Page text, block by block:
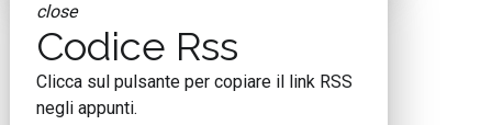
close
Codice Rss
Clicca sul pulsante per copiare il link RSS
negli appunti.